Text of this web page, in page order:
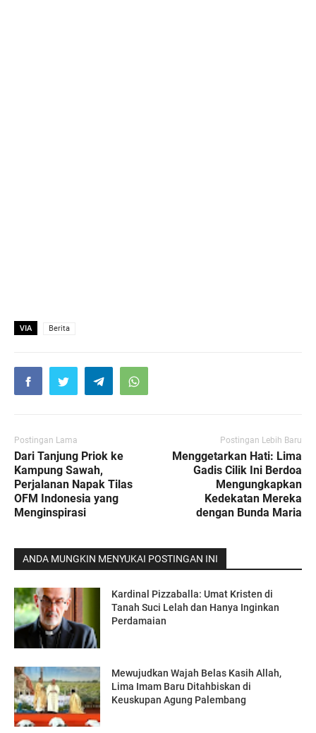
VIA Berita
Postingan Lama
Dari Tanjung Priok ke
Kampung Sawah,
Perjalanan Napak Tilas
OFM Indonesia yang
Menginspirasi
Postingan Lebih Baru
Menggetarkan Hati: Lima
Gadis Cilik Ini Berdoa
Mengungkapkan
Kedekatan Mereka
dengan Bunda Maria
ANDA MUNGKIN MENYUKAI POSTINGAN INI
Kardinal Pizzaballa: Umat Kristen di
Tanah Suci Lelah dan Hanya Inginkan
Perdamaian
Mewujudkan Wajah Belas Kasih Allah,
Lima Imam Baru Ditahbiskan di
Keuskupan Agung Palembang